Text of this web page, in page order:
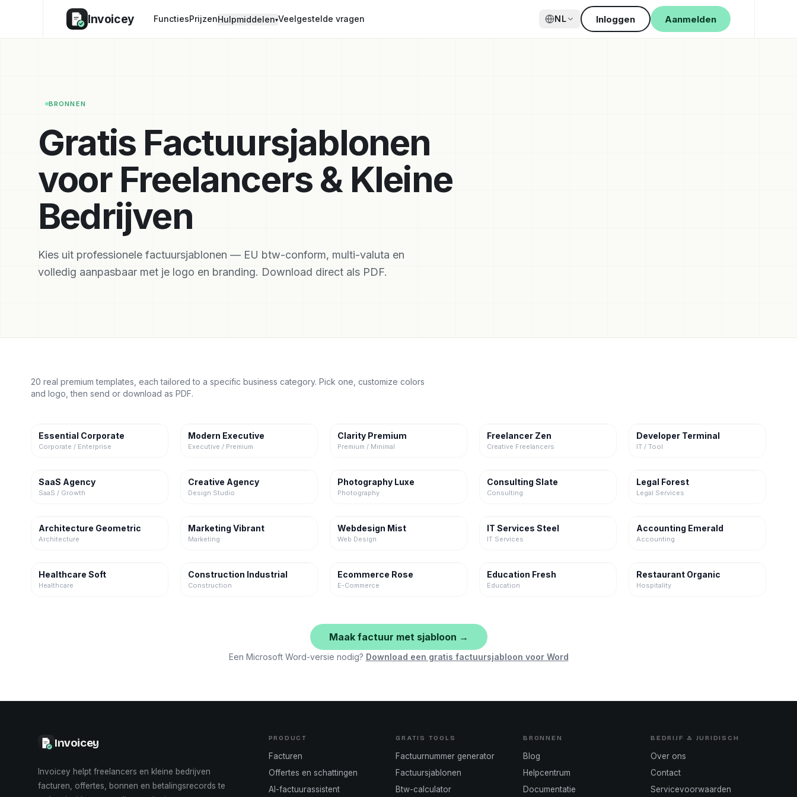
Invoicey FunctiesPrijzenHulpmiddelen▾Veelgestelde vragen NL Inloggen Aanmelden
BRONNEN
Gratis Factuursjablonen
voor Freelancers & Kleine
Bedrijven
Kies uit professionele factuursjablonen — EU btw-conform, multi-valuta en
volledig aanpasbaar met je logo en branding. Download direct als PDF.
20 real premium templates, each tailored to a specific business category. Pick one, customize colors
and logo, then send or download as PDF.
Essential Corporate
Corporate / Enterprise
Modern Executive
Executive / Premium
Clarity Premium
Premium / Minimal
Freelancer Zen
Creative Freelancers
Developer Terminal
IT / Tool
SaaS Agency
SaaS / Growth
Creative Agency
Design Studio
Photography Luxe
Photography
Consulting Slate
Consulting
Legal Forest
Legal Services
Architecture Geometric
Architecture
Marketing Vibrant
Marketing
Webdesign Mist
Web Design
IT Services Steel
IT Services
Accounting Emerald
Accounting
Healthcare Soft
Healthcare
Construction Industrial
Construction
Ecommerce Rose
E-Commerce
Education Fresh
Education
Restaurant Organic
Hospitality
Maak factuur met sjabloon →
Een Microsoft Word-versie nodig? Download een gratis factuursjabloon voor Word
Invoicey
Invoicey helpt freelancers en kleine bedrijven
facturen, offertes, bonnen en betalingsrecords te
PRODUCT
Facturen
Offertes en schattingen
AI-factuurassistent
GRATIS TOOLS
Factuurnummer generator
Factuursjablonen
Btw-calculator
BRONNEN
Blog
Helpcentrum
Documentatie
BEDRIJF & JURIDISCH
Over ons
Contact
Servicevoorwaarden